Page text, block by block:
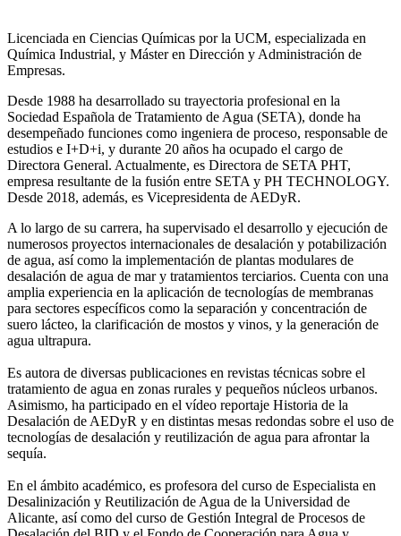
Licenciada en Ciencias Químicas por la UCM, especializada en
Química Industrial, y Máster en Dirección y Administración de
Empresas.
Desde 1988 ha desarrollado su trayectoria profesional en la
Sociedad Española de Tratamiento de Agua (SETA), donde ha
desempeñado funciones como ingeniera de proceso, responsable de
estudios e I+D+i, y durante 20 años ha ocupado el cargo de
Directora General. Actualmente, es Directora de SETA PHT,
empresa resultante de la fusión entre SETA y PH TECHNOLOGY.
Desde 2018, además, es Vicepresidenta de AEDyR.
A lo largo de su carrera, ha supervisado el desarrollo y ejecución de
numerosos proyectos internacionales de desalación y potabilización
de agua, así como la implementación de plantas modulares de
desalación de agua de mar y tratamientos terciarios. Cuenta con una
amplia experiencia en la aplicación de tecnologías de membranas
para sectores específicos como la separación y concentración de
suero lácteo, la clarificación de mostos y vinos, y la generación de
agua ultrapura.
Es autora de diversas publicaciones en revistas técnicas sobre el
tratamiento de agua en zonas rurales y pequeños núcleos urbanos.
Asimismo, ha participado en el vídeo reportaje Historia de la
Desalación de AEDyR y en distintas mesas redondas sobre el uso de
tecnologías de desalación y reutilización de agua para afrontar la
sequía.
En el ámbito académico, es profesora del curso de Especialista en
Desalinización y Reutilización de Agua de la Universidad de
Alicante, así como del curso de Gestión Integral de Procesos de